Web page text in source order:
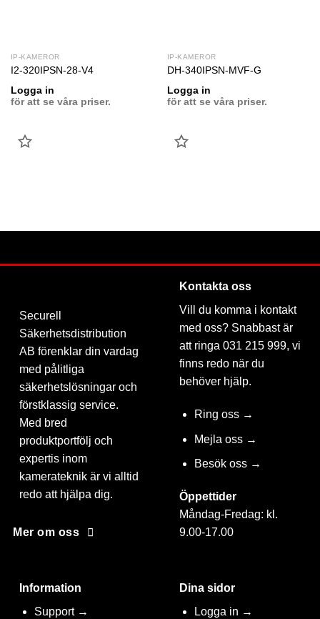
IP-KAMEROR
I2-320IPSN-28-V4
Logga in
för att se våra priser.
IP-KAMEROR
DH-340IPSN-MVF-G
Logga in
för att se våra priser.
Securell
Säkerhetsdistribution
AB förenklar din vardag
med pålitliga
säkerhetslösningar och
förstklassig service.
Med bred
produktportfölj och
expertis inom
kamerateknik är vi alltid
redo att hjälpa dig.
Mer om oss
Kontakta oss
Vill du komma i kontakt
med oss? Snabbast är
att ringa 031 215 999, vi
finns redo när du
behöver hjälp.
Ring oss →
Mejla oss →
Besök oss →
Öppettider
Måndag-Fredag: kl.
9.00-17.00
Information
Support →
Dina sidor
Logga in →